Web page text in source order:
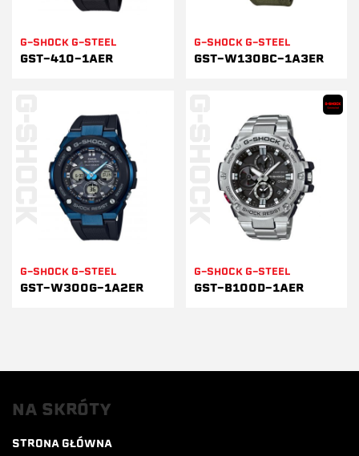
G-SHOCK G-STEEL
GST-410-1AER
G-SHOCK G-STEEL
GST-W130BC-1A3ER
G-SHOCK G-STEEL
GST-W300G-1A2ER
G-SHOCK G-STEEL
GST-B100D-1AER
NA SKRÓTY
STRONA GŁÓWNA